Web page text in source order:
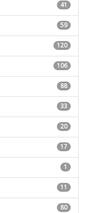
41
59
120
106
88
33
20
17
1
11
80